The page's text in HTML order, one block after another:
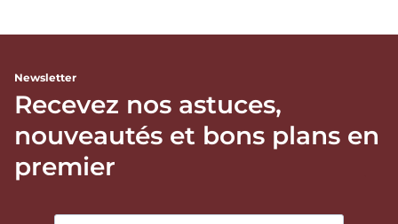
Newsletter
Recevez nos astuces,
nouveautés et bons plans en
premier